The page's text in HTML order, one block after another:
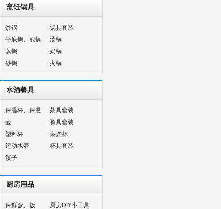
烹饪锅具
炒锅
锅具套装
平底锅、煎锅
汤锅
蒸锅
奶锅
砂锅
火锅
水酒餐具
保温杯、保温
壶
茶具套装
餐具套装
塑料杯
焖烧杯
运动水壶
杯具套装
筷子
厨房用品
保鲜盒、饭
厨房DIY小工具